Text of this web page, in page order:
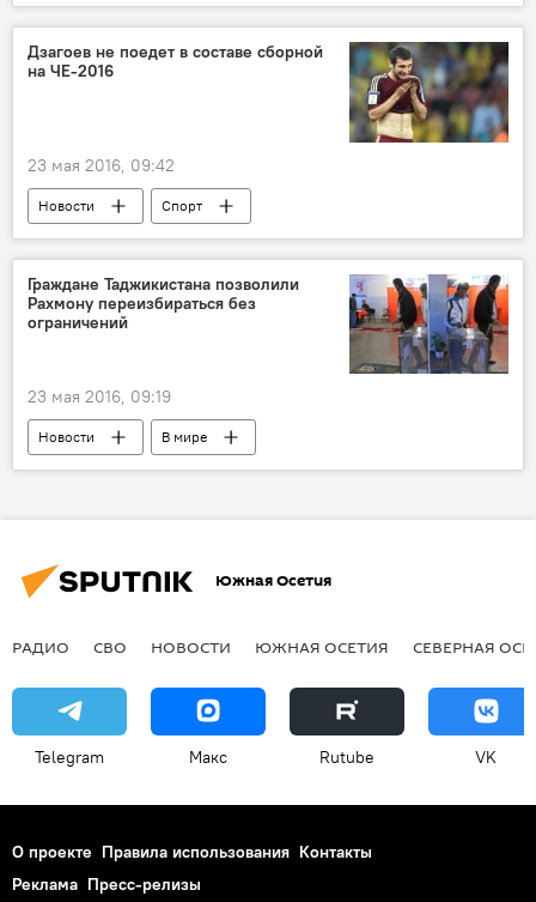
Дзагоев не поедет в составе сборной
на ЧЕ-2016
23 мая 2016, 09:42
Новости
Спорт
Алан Дзагоев футболист сборной России и ЦСКА
Граждане Таджикистана позволили
Рахмону переизбираться без
ограничений
23 мая 2016, 09:19
Новости В мире
Южная Осетия
РАДИО СВО НОВОСТИ ЮЖНАЯ ОСЕТИЯ СЕВЕРНАЯ
Telegram Макс Rutube VK
О проекте Правила использования Контакты
Реклама Пресс-релизы